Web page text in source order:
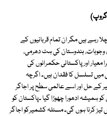
گروپ)
رہے ہیں مگر ان تمام قربانیوں کے
ہندوستان کی ہٹ دھرمی،
معیار اور پاکستانی حکمرانوں کی
تسلسل کا فقدان ہیں۔ اگرچہ
کے حل اور اسے عالمی سطح پر اجاگر
ہمیشہ ادھورا چھوڑا گیا ۔پاکستان کو
کرنا ہوں گی۔ مسئلہ کشمیرکو اجاگر